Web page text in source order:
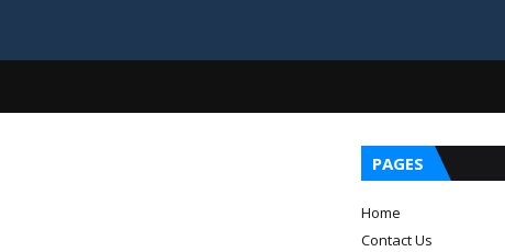
PAGES
Home
Contact Us